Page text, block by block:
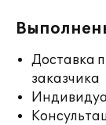
Доставка
заказчика